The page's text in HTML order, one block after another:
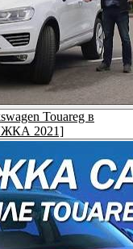
Touareg в
2021]